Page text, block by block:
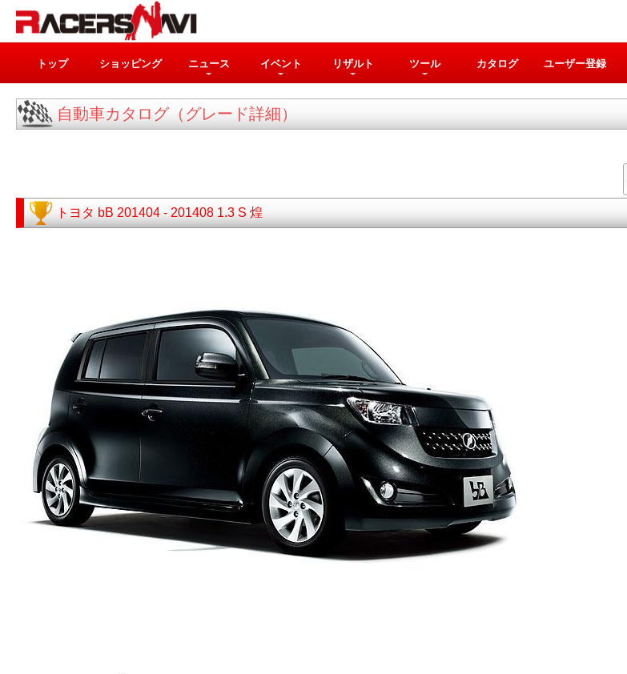
トップ ショッピング ニュース イベント リザルト ツール カタログ ユーザー登録
自動車カタログ（グレード詳細）
トヨタ bB 201404 - 201408 1.3 S 煌